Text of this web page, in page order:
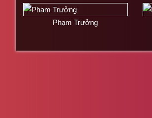
Phạm Trưởng